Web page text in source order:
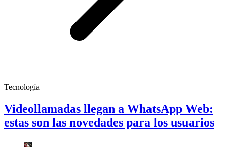
Tecnología
Videollamadas llegan a WhatsApp Web:
estas son las novedades para los usuarios